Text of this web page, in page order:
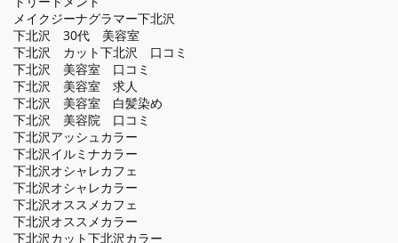
メイクジーナグラマー下北沢
下北沢 30代 美容室
下北沢 カット下北沢 口コミ
下北沢 美容室 口コミ
下北沢 美容室 求人
下北沢 美容室 白髪染め
下北沢 美容院 口コミ
下北沢アッシュカラー
下北沢イルミナカラー
下北沢オシャレカフェ
下北沢オシャレカラー
下北沢オススメカフェ
下北沢オススメカラー
下北沢カット下北沢カラー